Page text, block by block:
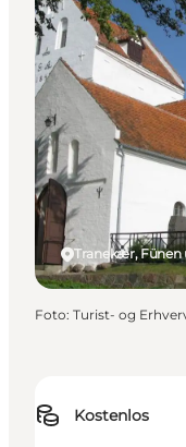
Kostenlos
Tranekær, Fünen
Foto: Turist- og